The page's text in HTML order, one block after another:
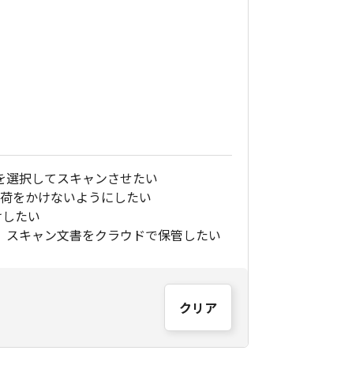
選択してスキャンさせたい
をかけないようにしたい
たい
スキャン文書をクラウドで保管したい
クリア